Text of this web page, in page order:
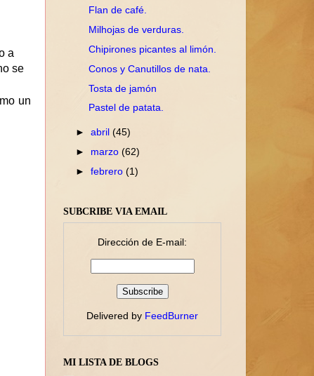
a
se
un
Flan de café.
Milhojas de verduras.
Chipirones picantes al limón.
Conos y Canutillos de nata.
Tosta de jamón
Pastel de patata.
►abril(45)
► marzo(62)
►febrero(1)
SUBCRIBE VIA EMAIL
Dirección de E-mail:
Delivered by FeedBurner
MI LISTA DE BLOGS